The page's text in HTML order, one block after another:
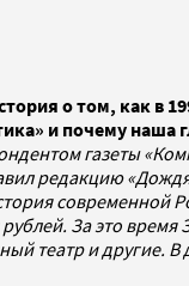
о том, как в
и почему наша
газеты
редакцию
современной
За это
театр и другие.